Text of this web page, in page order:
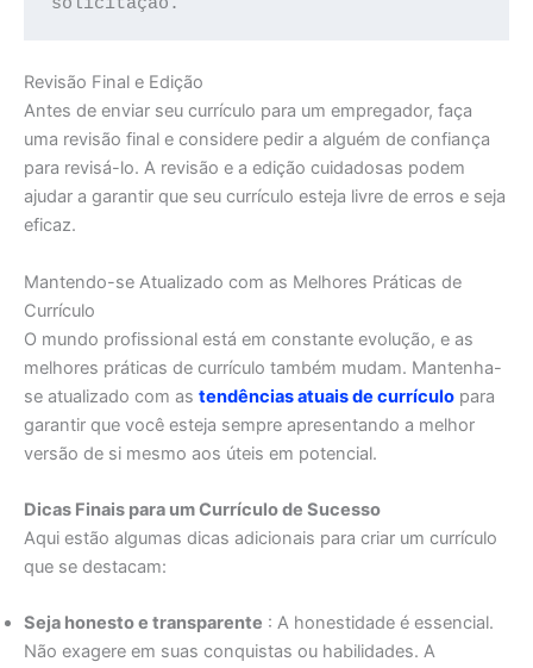
Revisão Final e Edição
Antes de enviar seu currículo para um empregador, faça
uma revisão final e considere pedir a alguém de confiança
para revisá-lo. A revisão e a edição cuidadosas podem
ajudar a garantir que seu currículo esteja livre de erros e seja
eficaz.
Mantendo-se Atualizado com as Melhores Práticas de
Currículo
O mundo profissional está em constante evolução, e as
melhores práticas de currículo também mudam. Mantenha-
se atualizado com as tendências atuais de currículo para
garantir que você esteja sempre apresentando a melhor
versão de si mesmo aos úteis em potencial.
Dicas Finais para um Currículo de Sucesso
Aqui estão algumas dicas adicionais para criar um currículo
que se destacam:
Seja honesto e transparente : A honestidade é essencial.
Não exagere em suas conquistas ou habilidades. A